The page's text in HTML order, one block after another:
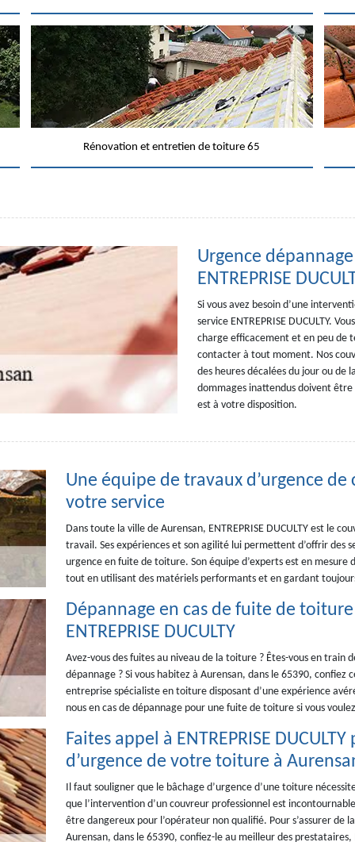
Rénovation et entretien de toiture 65
Urgence
ENTREPRISE
Si vous avez besoin d’une
service ENTREPRISE DUCULTY.
charge efficacement et en peu de
contacter à tout moment. Nos
des heures décalées du jour ou de
dommages inattendus doivent
est à votre disposition.
Une équipe de travaux d’urgence de
votre service
Dans toute la ville de Aurensan, ENTREPRISE DUCULTY est le
travail. Ses expériences et son agilité lui permettent d’offrir des
urgence en fuite de toiture. Son équipe d’experts est en
tout en utilisant des matériels performants et en gardant
Dépannage en cas de fuite de
ENTREPRISE DUCULTY
Avez-vous des fuites au niveau de la toiture ? Êtes-vous en
dépannage ? Si vous habitez à Aurensan, dans le 65390, confiez
entreprise spécialiste en toiture disposant d’une expérience
nous en cas de dépannage pour une fuite de toiture si vous
Faites appel à ENTREPRISE
d’urgence de votre toiture à
Il faut souligner que le bâchage d’urgence d’une toiture
que l’intervention d’un couvreur professionnel est
être dangereux pour l’opérateur non qualifié. Pour s’assurer de
Aurensan, dans le 65390, confiez-le au meilleur des prestataires,